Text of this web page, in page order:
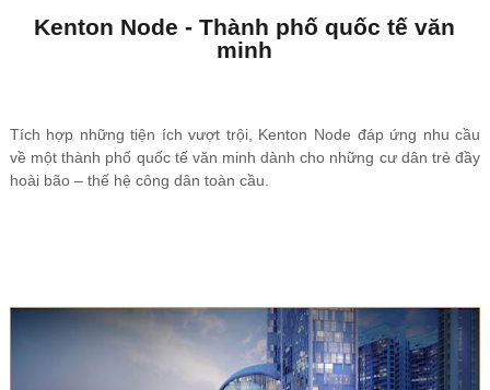
Kenton Node - Thành phố quốc tế văn
minh
Tích hợp những tiện ích vượt trội, Kenton Node đáp ứng nhu cầu
về một thành phố quốc tế văn minh dành cho những cư dân trẻ đầy
hoài bão – thế hệ công dân toàn cầu.